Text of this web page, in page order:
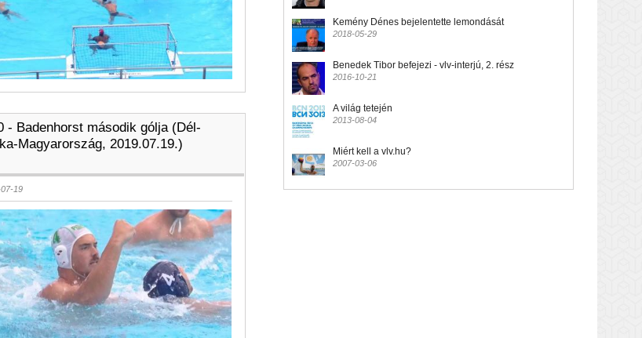
- Badenhorst második gólja (Dél-
Magyarország, 2019.07.19.)
19
Kemény Dénes bejelentette lemondását
2018-05-29
Benedek Tibor befejezi - vlv-interjú, 2. rész
2016-10-21
A világ tetején
2013-08-04
Miért kell a vlv.hu?
2007-03-06